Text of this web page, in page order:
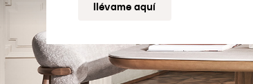
llévame aquí